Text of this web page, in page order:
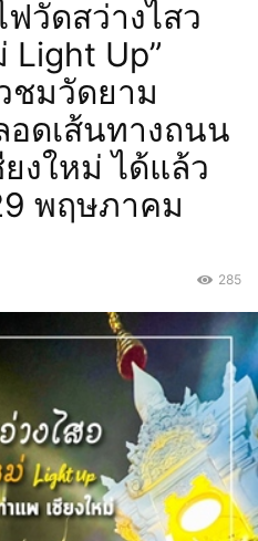
ฟวัดสว่างไสว
Light Up”
ชมวัดยาม
ดเส้นทางถนน
งใหม่ ได้แล้ว
พฤษภาคม
285